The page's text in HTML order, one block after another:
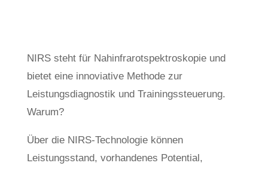
NIRS steht für Nahinfrarotspektroskopie und
bietet eine innoviative Methode zur
Leistungsdiagnostik und Trainingssteuerung.
Warum?
Über die NIRS-Technologie können
Leistungsstand, vorhandenes Potential,